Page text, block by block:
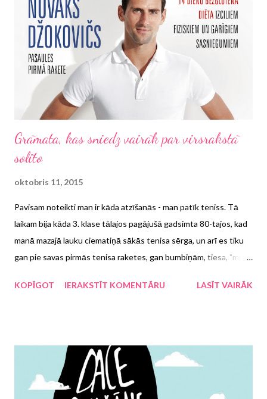
skrēja pretī , un vakarā vēl nogurumu velkot kā smagu līķi
gatavosim vakariņas un mēģināsim sadzirdēt, kas dienā
atgadījies ģimenei. Cenšamies būt stipri, uzmundrinoši, smaidīgi,
jauki, iejūtīgi, laipni, izpalīdzīgi, darbīgi un kādi tik vēl nē. Jo
pateikt "nē...
Grāmata, kas sniedz vairāk par virsrakstā
solīto
oktobris 11, 2015
Pavisam noteikti man ir kāda atzīšanās - man patīk teniss. Tā
laikam bija kāda 3. klase tālajos pagājušā gadsimta 80-tajos, kad
manā mazajā lauku ciematiņā sākās tenisa sērga, un arī es tiku
gan pie savas pirmās tenisa raketes, gan bumbiņām, tiesa, "mūsu
labākās parādījās mazliet vēlāk. Līdz ar satelīta TV parādīšanos
pasaulē izcilākie tenisisti ever . Labi, ja nu viņi nespēlēja, tad arī
Monikai Selešai un Pītam Sampresam tika veltīta mana apbrīna
par apņēmību, izturību, motivāciju un lieliskajiem sitieniem. Jā, un
KOPĪGOT IERAKSTĪT KOMENTĀRU LASĪT VAIRĀK